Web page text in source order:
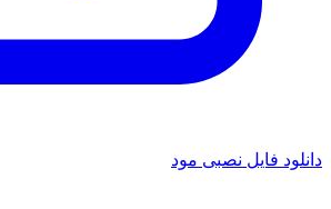
فایل نصبی مود